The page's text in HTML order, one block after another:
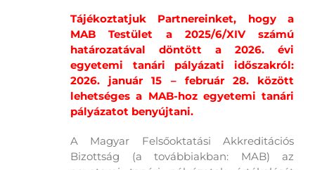
Tájékoztatjuk Partnereinket, hogy a
MAB Testület a 2025/6/XIV számú
határozatával döntött a 2026. évi
egyetemi tanári pályázati időszakról:
2026. január 15 – február 28. között
lehetséges a MAB-hoz egyetemi tanári
pályázatot benyújtani.
A Magyar Felsőoktatási Akkreditációs
Bizottság (a továbbiakban: MAB) az